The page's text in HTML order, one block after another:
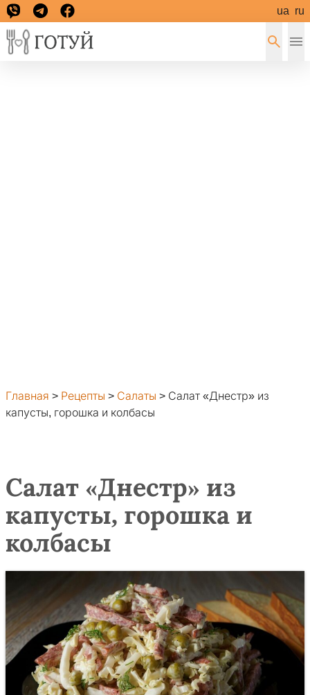
ua ru
Главная > Рецепты > Салаты > Салат «Днестр» из
капусты, горошка и колбасы
Салат «Днестр» из
капусты, горошка и
колбасы